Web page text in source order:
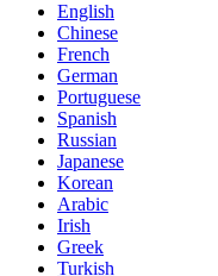
English
Chinese
French
German
Portuguese
Spanish
Russian
Japanese
Korean
Arabic
Irish
Greek
Turkish